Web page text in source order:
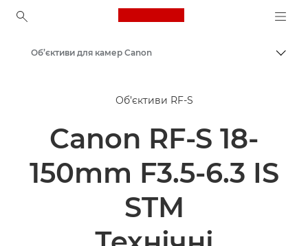
Canon Logo, back to
Об’єктиви для камер Canon
Об’єктиви RF-S
Canon RF-S 18-
150mm F3.5-6.3 IS
STM